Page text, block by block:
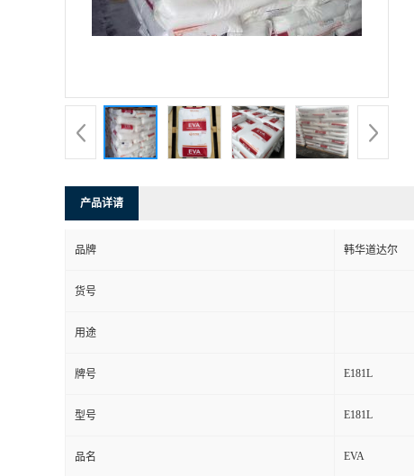
产品详请
品牌 韩华道达尔
货号
用途
牌号 E181L
型号 E181L
品名 EVA